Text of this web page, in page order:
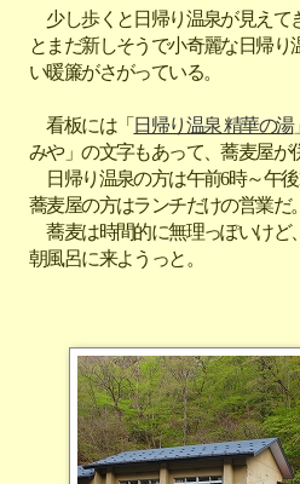
少し歩くと日帰り温泉が見えて
とまだ新しそうで小奇麗な日帰り
い暖簾がさがっている。
看板には「 日帰り温泉 精華の湯
みや」の文字もあって、蕎麦屋が
日帰り温泉の方は午前6時～午後
蕎麦屋の方はランチだけの営業だ。
蕎麦は時間的に無理っぽいけど
朝風呂に来ようっと。